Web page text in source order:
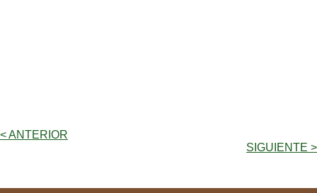
< ANTERIOR
SIGUIENTE >